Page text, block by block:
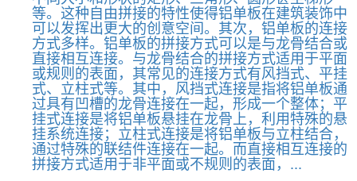
等。这种自由拼接的特性使得铝单板在建筑装饰中
可以发挥出更大的创意空间。其次，铝单板的连接
方式多样。铝单板的拼接方式可以是与龙骨结合或
直接相互连接。与龙骨结合的拼接方式适用于平面
或规则的表面，其常见的连接方式有风挡式、平挂
式、立柱式等。其中，风挡式连接是指将铝单板通
过具有凹槽的龙骨连接在一起，形成一个整体；平
挂式连接是将铝单板悬挂在龙骨上，利用特殊的悬
挂系统连接；立柱式连接是将铝单板与立柱结合，
通过特殊的联结件连接在一起。而直接相互连接的
拼接方式适用于非平面或不规则的表面，...